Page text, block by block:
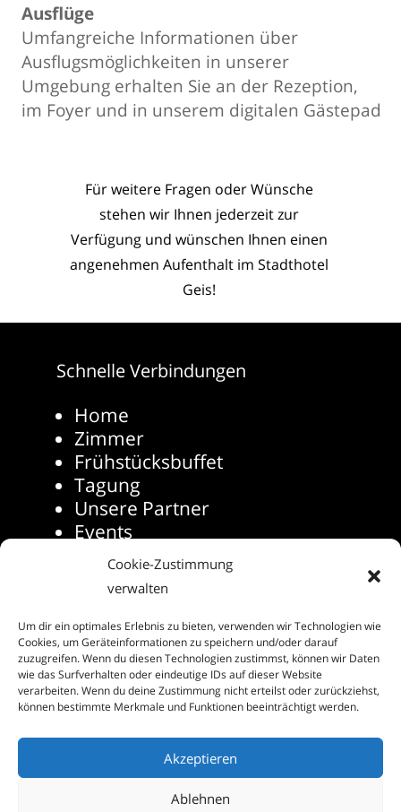
Cookie-Zustimmung
verwalten
Um dir ein optimales Erlebnis zu bieten, verwenden wir Technologien wie
Cookies, um Geräteinformationen zu speichern und/oder darauf
zuzugreifen. Wenn du diesen Technologien zustimmst, können wir Daten
wie das Surfverhalten oder eindeutige IDs auf dieser Website
verarbeiten. Wenn du deine Zustimmung nicht erteilst oder zurückziehst,
können bestimmte Merkmale und Funktionen beeinträchtigt werden.
Akzeptieren
Ablehnen
Ausflüge
Umfangreiche Informationen über
Ausflugsmöglichkeiten in unserer
Umgebung erhalten Sie an der Rezeption,
im Foyer und in unserem digitalen Gästepad
Für weitere Fragen oder Wünsche
stehen wir Ihnen jederzeit zur
Verfügung und wünschen Ihnen einen
angenehmen Aufenthalt im Stadthotel
Geis!
Schnelle Verbindungen
Home
Zimmer
Frühstücksbuffet
Tagung
Unsere Partner
Events
Die Rhön-Touristinformation
Folgen Sie uns auf
Copyright © 2020Stadthotel Geis
Powerd by